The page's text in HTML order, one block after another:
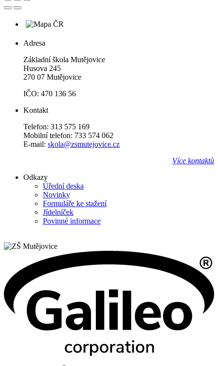
Adresa
Základní škola Mutějovice
Husova 245
270 07 Mutějovice
IČO: 470 136 56
Kontakt
Telefon: 313 575 169
Mobilní telefon: 733 574 062
E-mail: skola@zsmutejovice.cz
Více kontaktů
Odkazy
Úřední deska
Novinky
Formuláře ke stažení
Jídelníček
Povinné informace